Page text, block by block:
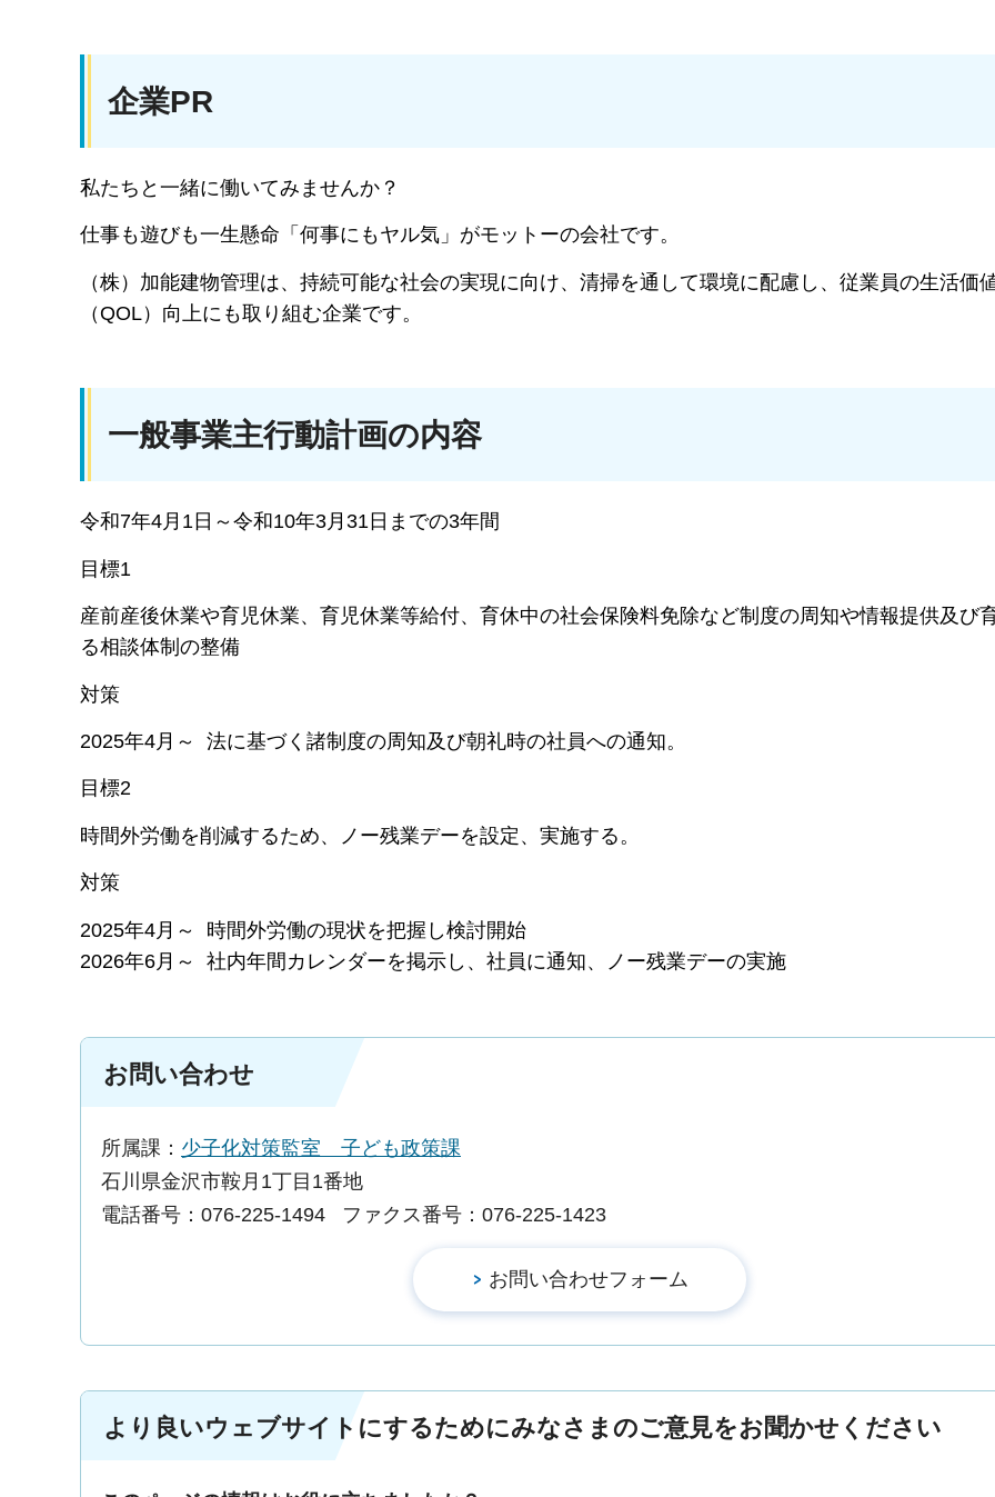
企業PR
私たちと一緒に働いてみませんか？
仕事も遊びも一生懸命「何事にもヤル気」がモットーの会社です。
（株）加能建物管理は、持続可能な社会の実現に向け、清掃を通して環境に配慮し、従業員の生活価
（QOL）向上にも取り組む企業です。
一般事業主行動計画の内容
令和7年4月1日～令和10年3月31日までの3年間
目標1
産前産後休業や育児休業、育児休業等給付、育休中の社会保険料免除など制度の周知や情報提供及び
る相談体制の整備
対策
2025年4月～ 法に基づく諸制度の周知及び朝礼時の社員への通知。
目標2
時間外労働を削減するため、ノー残業デーを設定、実施する。
対策
2025年4月～ 時間外労働の現状を把握し検討開始
2026年6月～ 社内年間カレンダーを掲示し、社員に通知、ノー残業デーの実施
お問い合わせ
所属課： 少子化対策監室 子ども政策課
石川県金沢市鞍月1丁目1番地
電話番号：076-225-1494
ファクス番号：076-225-1423
より良いウェブサイトにするためにみなさまのご意見をお聞かせください